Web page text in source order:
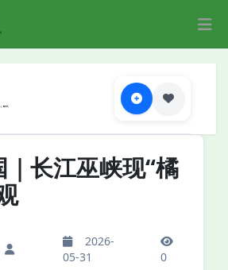
长江巫峡现“橘
2026-
05-31
0